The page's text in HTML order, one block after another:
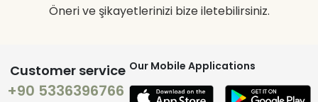
Öneri ve şikayetlerinizi bize iletebilirsiniz.
Customer service
+90 5336396766
Our Mobile Applications